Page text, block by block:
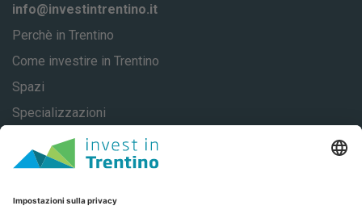
info@investintrentino.it
Perchè in Trentino
Come investire in Trentino
Spazi
Specializzazioni
About
Casi di successo
Contatti